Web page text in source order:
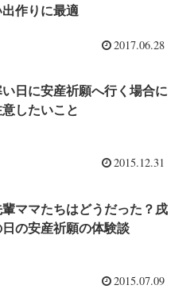
出作りに最適
2017.06.28
い日に安産祈願へ行く場合に
意したいこと
2015.12.31
輩ママたちはどうだった？戌
日の安産祈願の体験談
2015.07.09